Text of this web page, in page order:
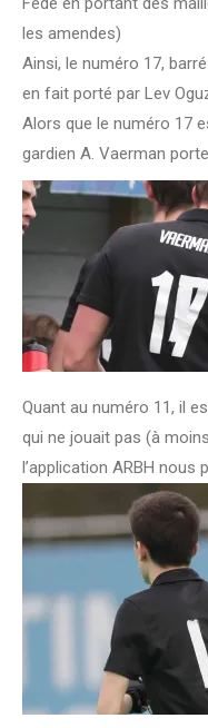
les amendes)
Ainsi, le numéro 17,
en fait porté par Lev
Alors que le numéro 17
gardien A. Vaerman
Quant au numéro 11, il
qui ne jouait pas (à
l’application ARBH nous